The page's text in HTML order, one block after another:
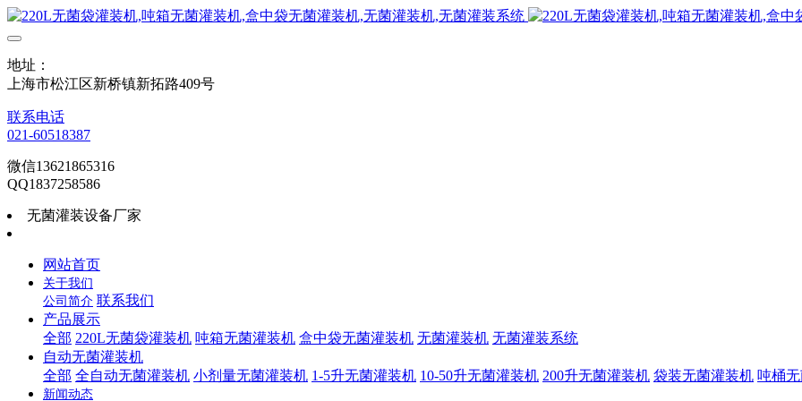
地址：
上海市松江区新桥镇新拓路409号
联系电话
021-60518387
微信13621865316
QQ1837258586
无菌灌装设备厂家
网站首页
关于我们
公司简介 联系我们
产品展示
全部 220L无菌袋灌装机 吨箱无菌灌装机 盒中袋无菌灌装机 无菌灌装机 无菌灌装系统
自动无菌灌装机
全部 全自动无菌灌装机 小剂量无菌灌装机 1-5升无菌灌装机 10-50升无菌灌装机 200升无菌灌装机 袋装无菌灌装机 吨桶
新闻动态